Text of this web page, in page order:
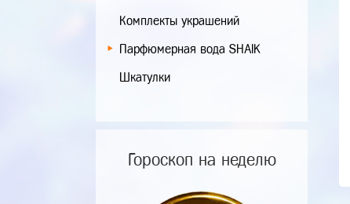
Комплекты украшений
Парфюмерная вода SHAIK
Шкатулки
Гороскоп на неделю